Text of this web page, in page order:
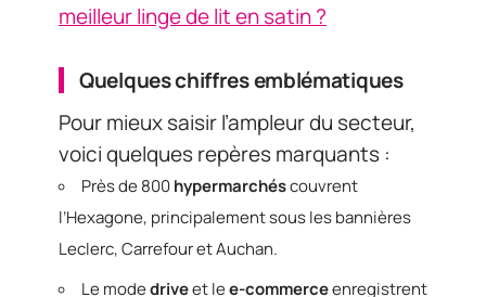
meilleur linge de lit en satin ?
Quelques chiffres emblématiques
Pour mieux saisir l’ampleur du secteur,
voici quelques repères marquants :
Près de 800 hypermarchéscouvrent
l’Hexagone, principalement sous les bannières
Leclerc, Carrefour et Auchan.
Le modedriveet lee-commerceenregistrent